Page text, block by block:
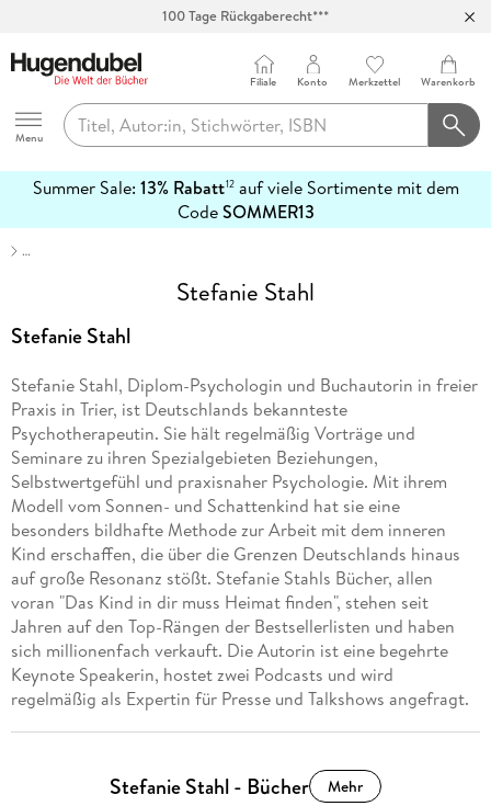
100 Tage Rückgaberecht***
Hugendubel
Menu
Filiale Konto Merkzettel Warenkorb
Summer Sale: 13% Rabatt12auf viele Sortimente mit dem
CodeSOMMER13
erfahren
…
Stefanie Stahl
Stefanie Stahl
Stefanie Stahl, Diplom-Psychologin und Buchautorin in freier
Praxis in Trier, ist Deutschlands bekannteste
Psychotherapeutin. Sie hält regelmäßig Vorträge und
Seminare zu ihren Spezialgebieten Beziehungen,
Selbstwertgefühl und praxisnaher Psychologie. Mit ihrem
Modell vom Sonnen- und Schattenkind hat sie eine
besonders bildhafte Methode zur Arbeit mit dem inneren
Kind erschaffen, die über die Grenzen Deutschlands hinaus
auf große Resonanz stößt. Stefanie Stahls Bücher, allen
voran "Das Kind in dir muss Heimat finden", stehen seit
Jahren auf den Top-Rängen der Bestsellerlisten und haben
sich millionenfach verkauft. Die Autorin ist eine begehrte
Keynote Speakerin, hostet zwei Podcasts und wird
regelmäßig als Expertin für Presse und Talkshows angefragt.
Stefanie Stahl - Bücher Mehr